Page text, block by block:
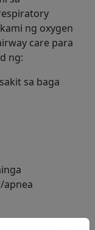
ng oxygen
care para
ng:
sa baga
apnea